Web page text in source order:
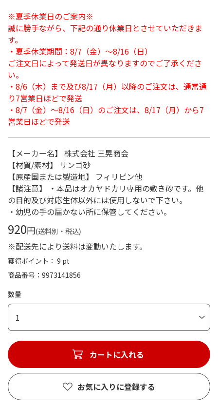
※夏季休業日のご案内※
誠に勝手ながら、下記の通り休業日とさせていただきま
す。
・夏季休業期間：8/7（金）～8/16（日）
ご注文日によって発送日が異なりますのでご了承くださ
い。
・8/6（木）まで及び8/17（月）以降のご注文は、通常通
り7営業日ほどで発送
・8/7（金）～8/16（日）のご注文は、8/17（月）から7
営業日ほどで発送
【メーカー名】 株式会社 三晃商会
【材質/素材】 サンゴ砂
【原産国または製造地】 フィリピン他
【諸注意】 ・本品はオカヤドカリ専用の敷き砂です。他
の目的及び対応生体以外には使用しないで下さい。
・幼児の手の届かない所に保管してください。
920円(送料別・税込)
※配送先により送料は変動いたします。
獲得ポイント： 9 pt
商品番号
9973141856
数量
1
カートに入れる
お気に入りに登録する